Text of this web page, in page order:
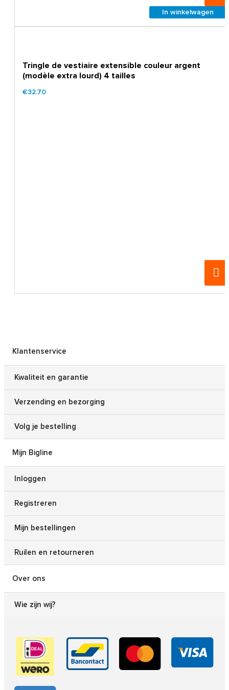
In winkelwagen
Tringle de vestiaire extensible couleur argent
(modèle extra lourd) 4 tailles
€32.70
Klantenservice
Kwaliteit en garantie
Verzending en bezorging
Volg je bestelling
Mijn Bigline
Inloggen
Registreren
Mijn bestellingen
Ruilen en retourneren
Over ons
Wie zijn wij?